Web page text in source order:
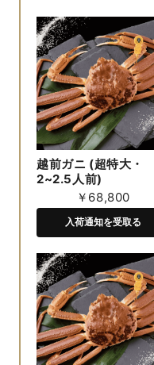
越前ガニ (超特大・
2~2.5人前)
￥68,800
入荷通知を受取る